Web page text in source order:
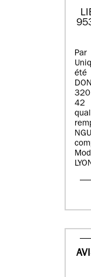
été
42